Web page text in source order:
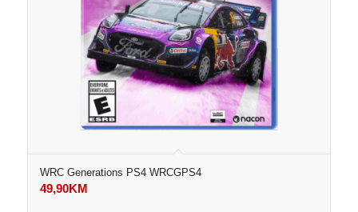
WRC Generations PS4 WRCGPS4
49,90KM